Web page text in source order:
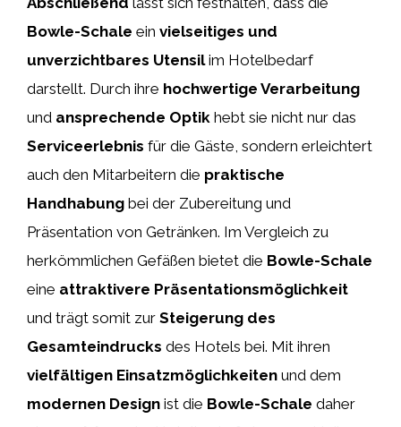
Bowle-Schale ein vielseitiges und
unverzichtbares Utensilim Hotelbedarf
darstellt. Durch ihre hochwertige Verarbeitung
und ansprechende Optik hebt sie nicht nur das
Serviceerlebnis für die Gäste, sondern erleichtert
auch den Mitarbeitern die praktische
Handhabung bei der Zubereitung und
Präsentation von Getränken. Im Vergleich zu
herkömmlichen Gefäßen bietet die Bowle-Schale
eine attraktivere Präsentationsmöglichkeit
und trägt somit zur Steigerung des
Gesamteindrucks des Hotels bei. Mit ihren
vielfältigen Einsatzmöglichkeiten und dem
modernen Design ist die Bowle-Schale daher